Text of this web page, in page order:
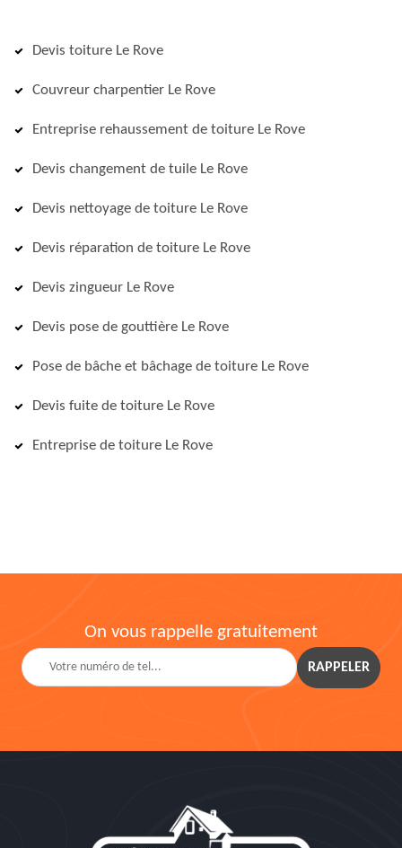
Devis toiture Le Rove
Couvreur charpentier Le Rove
Entreprise rehaussement de toiture Le Rove
Devis changement de tuile Le Rove
Devis nettoyage de toiture Le Rove
Devis réparation de toiture Le Rove
Devis zingueur Le Rove
Devis pose de gouttière Le Rove
Pose de bâche et bâchage de toiture Le Rove
Devis fuite de toiture Le Rove
Entreprise de toiture Le Rove
On vous rappelle gratuitement